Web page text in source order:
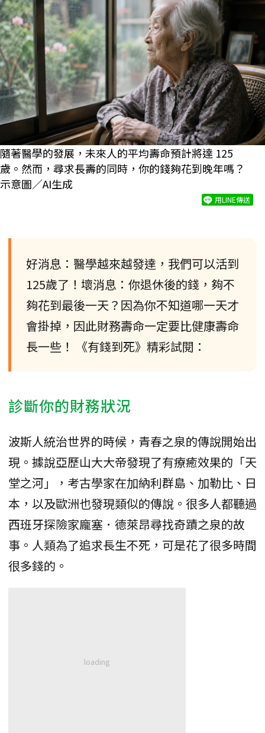
隨著醫學的發展，未來人的平均壽命預計將達 125
歲。然而，尋求長壽的同時，你的錢夠花到晚年嗎？
示意圖／AI生成
用LINE傳送
好消息：醫學越來越發達，我們可以活到
125歲了！壞消息：你退休後的錢，夠不
夠花到最後一天？因為你不知道哪一天才
會掛掉，因此財務壽命一定要比健康壽命
長一些！ 《有錢到死》精彩試閱：
診斷你的財務狀況
波斯人統治世界的時候，青春之泉的傳說開始出
現。據說亞歷山大大帝發現了有療癒效果的「天
堂之河」，考古學家在加納利群島、加勒比、日
本，以及歐洲也發現類似的傳說。很多人都聽過
西班牙探險家龐塞．德萊昂尋找奇蹟之泉的故
事。人類為了追求長生不死，可是花了很多時間
很多錢的。